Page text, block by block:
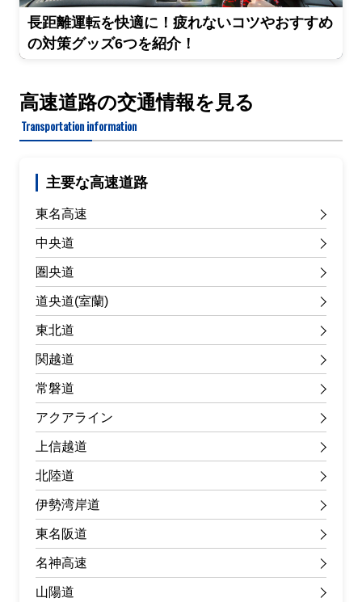
長距離運転を快適に！疲れないコツやおすすめ
の対策グッズ6つを紹介！
高速道路の交通情報を見る
Transportation information
主要な高速道路
東名高速
中央道
圏央道
道央道(室蘭)
東北道
関越道
常磐道
アクアライン
上信越道
北陸道
伊勢湾岸道
東名阪道
名神高速
山陽道